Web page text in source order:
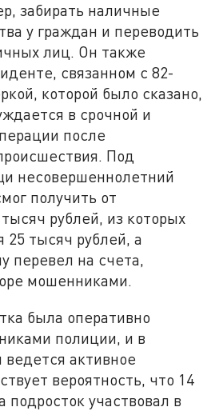
забирать наличные
у граждан и переводить
лиц. Он также
связанном с 82-
которой было сказано,
в срочной и
после
Под
несовершеннолетний
получить от
рублей, из которых
25 тысяч рублей, а
перевел на счета,
мошенниками.
была оперативно
полиции, и в
активное
вероятность, что 14
подросток участвовал в